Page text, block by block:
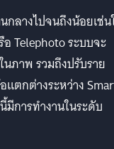
ลางไปจนถึงน้อยเช่น
Telephoto ระบบจะ
ภาพ รวมถึงปรับราย
ตกต่างระหว่าง
มีการทำงานในระดับ